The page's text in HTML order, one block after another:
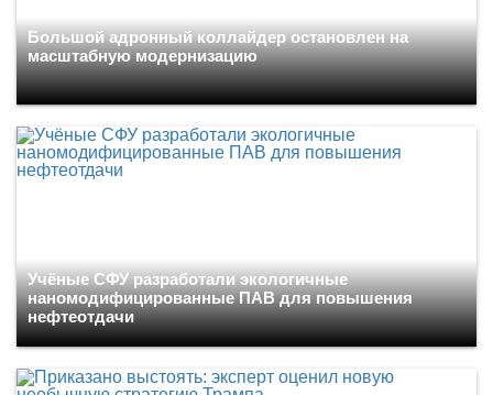
Большой адронный коллайдер остановлен на
масштабную модернизацию
Учёные СФУ разработали экологичные
наномодифицированные ПАВ для повышения
нефтеотдачи